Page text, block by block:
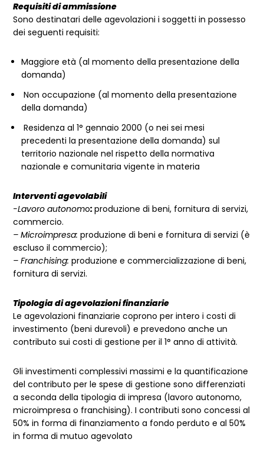
Requisiti di ammissione
Sono destinatari delle agevolazioni i soggetti in possesso
dei seguenti requisiti:
Maggiore età (al momento della presentazione della
domanda)
Non occupazione (al momento della presentazione
della domanda)
Residenza al 1° gennaio 2000 (o nei sei mesi
precedenti la presentazione della domanda) sul
territorio nazionale nel rispetto della normativa
nazionale e comunitaria vigente in materia
Interventi agevolabili
-Lavoro autonomo:produzione di beni, fornitura di servizi,
commercio.
– Microimpresa:produzione di beni e fornitura di servizi (è
escluso il commercio);
– Franchising: produzione e commercializzazione di beni,
fornitura di servizi.
Tipologia di agevolazioni finanziarie
Le agevolazioni finanziarie coprono per intero i costi di
investimento (beni durevoli) e prevedono anche un
contributo sui costi di gestione per il 1° anno di attività.
Gli investimenti complessivi massimi e la quantificazione
del contributo per le spese di gestione sono differenziati
a seconda della tipologia di impresa (lavoro autonomo,
microimpresa o franchising). I contributi sono concessi al
50% in forma di finanziamento a fondo perduto e al 50%
in forma di mutuo agevolato